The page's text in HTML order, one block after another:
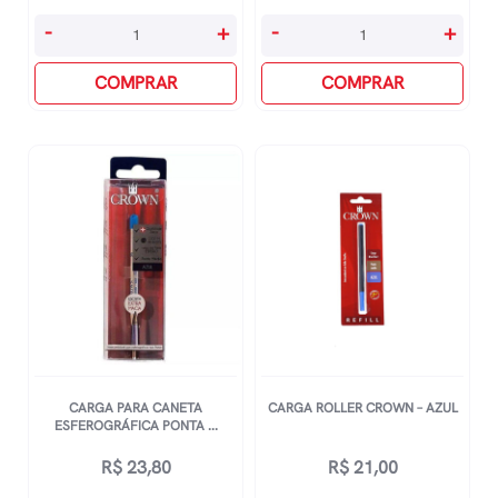
Carga
Esferográfica
quantidade
- +
COMPRAR
Carga
PlÁstica
quantidade
- +
COMPRAR
CARGA PARA CANETA
ESFEROGRÁFICA PONTA ...
R$23,80
CARGA ROLLER CROWN – AZUL
R$21,00